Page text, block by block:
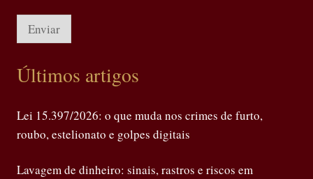
Enviar
Últimos artigos
Lei 15.397/2026: o que muda nos crimes de furto,
roubo, estelionato e golpes digitais
Lavagem de dinheiro: sinais, rastros e riscos em